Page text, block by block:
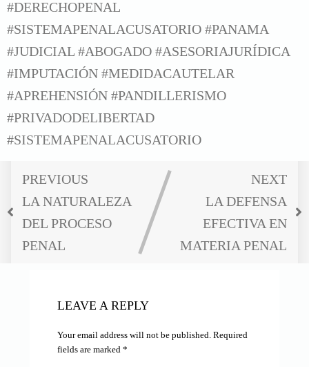
#DERECHOPENAL
#SISTEMAPENALACUSATORIO #PANAMA
#JUDICIAL #ABOGADO #ASESORIAJURÍDICA
#IMPUTACIÓN #MEDIDACAUTELAR
#APREHENSIÓN #PANDILLERISMO
#PRIVADODELIBERTAD
#SISTEMAPENALACUSATORIO
PREVIOUS
LA NATURALEZA
DEL PROCESO
PENAL
NEXT
LA DEFENSA
EFECTIVA EN
MATERIA PENAL
LEAVE A REPLY
Your email address will not be published. Required
fields are marked *